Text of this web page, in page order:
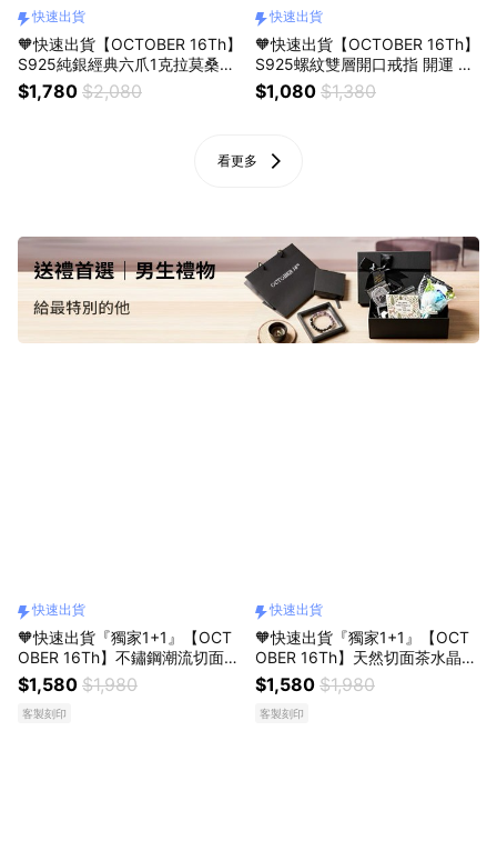
快速出貨
🧡快速出貨【OCTOBER 16Th】
S925純銀經典六爪1克拉莫桑鑽
戒指＃CRY3018 開運 生日禮物
閨蜜禮物 情人節禮物 交換禮物
$1,780 $2,080
快速出貨
🧡快速出貨【OCTOBER 16Th】
S925螺紋雙層開口戒指 開運 生
日禮物 閨蜜禮物 情人節禮物 交
換禮物 客製化禮物 NOV14
$1,080 $1,380
看更多
快速出貨
🧡快速出貨『獨家1+1』【OCT
OBER 16Th】不鏽鋼潮流切面藍
點石黑閃石男生手鍊 生日禮物
情人節禮物 父親節禮物 ＃CRY1
960
$1,580 $1,980
客製刻印
快速出貨
🧡快速出貨『獨家1+1』【OCT
OBER 16Th】天然切面茶水晶虎
眼石黑瑪瑙藍紋石男生手鍊 男友
禮物 生日禮物 情人節禮物 父親
節禮物 CRY1958
$1,580 $1,980
客製刻印